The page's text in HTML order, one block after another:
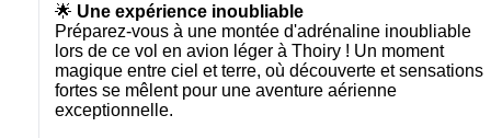
🌟 Une expérience inoubliable
Préparez-vous à une montée d'adrénaline inoubliable
lors de ce vol en avion léger à Thoiry ! Un moment
magique entre ciel et terre, où découverte et sensations
fortes se mêlent pour une aventure aérienne
exceptionnelle.